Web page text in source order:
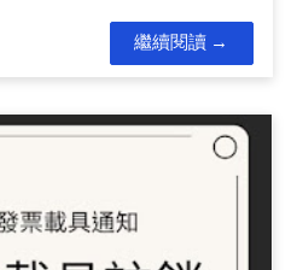
繼續閱讀